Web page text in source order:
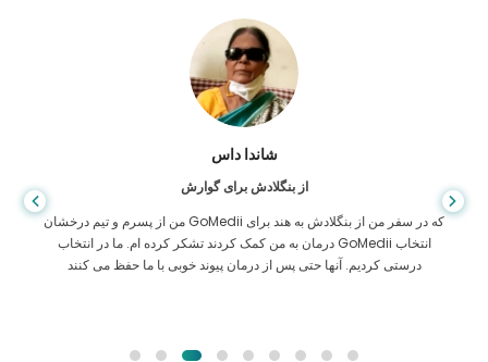
شاندا داس
از بنگلادش برای گوارش
من از پسرم و تیم درخشان GoMedii که در سفر من از بنگلادش به هند برای
درمان به من کمک کردند تشکر کرده ام. ما در انتخاب GoMedii انتخاب
درستی کردیم. آنها حتی پس از درمان پیوند خوبی با ما حفظ می کنند